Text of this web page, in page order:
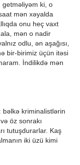
getməliyəm ki, o
mən xəyalda
onu heç vaxt
mən o nadir
odlu, ən aşağısı,
bir-birimiz üçün itəsi
İndilikdə mən
bəlkə kriminalistlərin
öz sonrakı
tutuşdurarlar. Kaş
iki üzü kimi